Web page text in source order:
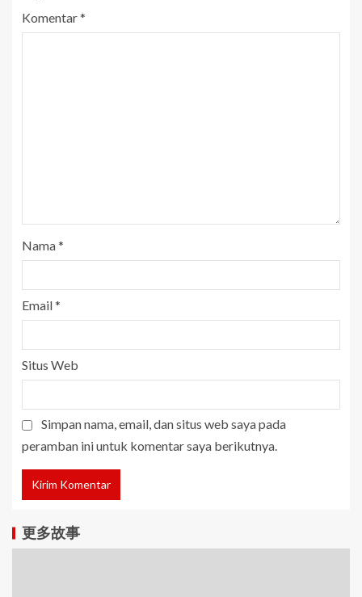
Komentar*
Nama*
Email*
Situs Web
Simpan nama, email, dan situs web saya pada
peramban ini untuk komentar saya berikutnya.
更多故事